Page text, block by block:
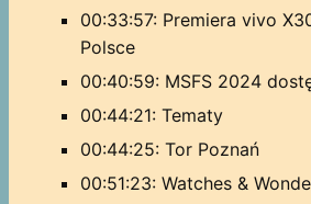
00:33:57: Premiera vivo
Polsce
00:40:59: MSFS 2024
00:44:21: Tematy
00:44:25: Tor Poznań
00:51:23: Watches &